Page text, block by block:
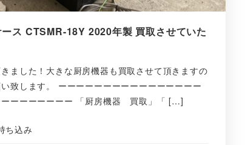
ス CTSMR-18Y 2020年製 買取させていた
ました！大きな厨房機器も買取させて頂きますの
致します。 ーーーーーーーーーーーーーーーー
ーーーーーーーー 「厨房機器 買取」「 […]
ち込み